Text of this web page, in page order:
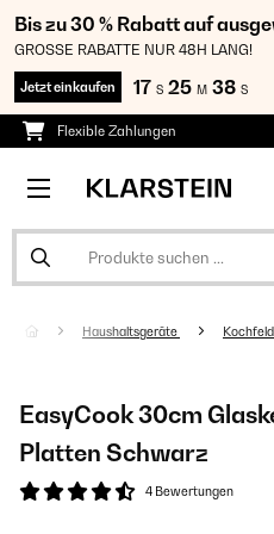
Bis zu 30 % Rabatt auf
GROSSE RABATTE NUR 48H LANG!
Jetzt einkaufen 17 S 25 M 38 S
Flexible Zahlungen
Haushaltsgeräte
EasyCook 30cm
Platten Schwarz
4 Bewertungen